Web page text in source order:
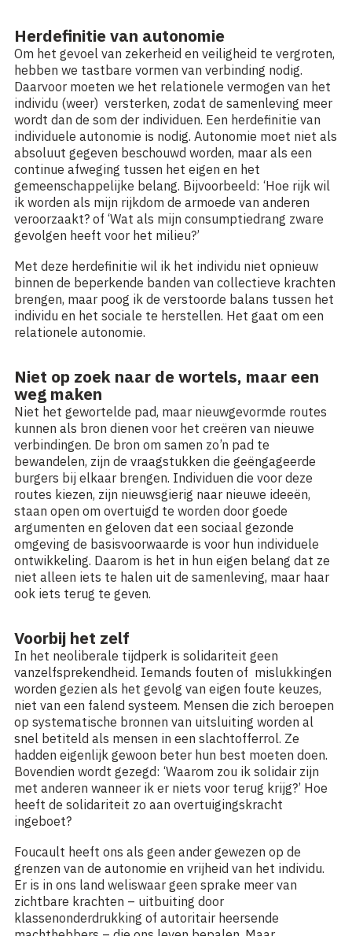
Herdefinitie van autonomie
Om het gevoel van zekerheid en veiligheid te vergroten,
hebben we tastbare vormen van verbinding nodig.
Daarvoor moeten we het relationele vermogen van het
individu (weer) versterken, zodat de samenleving meer
wordt dan de som der individuen. Een herdefinitie van
individuele autonomie is nodig. Autonomie moet niet als
absoluut gegeven beschouwd worden, maar als een
continue afweging tussen het eigen en het
gemeenschappelijke belang. Bijvoorbeeld: ‘Hoe rijk wil
ik worden als mijn rijkdom de armoede van anderen
veroorzaakt? of ‘Wat als mijn consumptiedrang zware
gevolgen heeft voor het milieu?’
Met deze herdefinitie wil ik het individu niet opnieuw
binnen de beperkende banden van collectieve krachten
brengen, maar poog ik de verstoorde balans tussen het
individu en het sociale te herstellen. Het gaat om een
relationele autonomie.
Niet op zoek naar de wortels, maar een
weg maken
Niet het gewortelde pad, maar nieuwgevormde routes
kunnen als bron dienen voor het creëren van nieuwe
verbindingen. De bron om samen zo’n pad te
bewandelen, zijn de vraagstukken die geëngageerde
burgers bij elkaar brengen. Individuen die voor deze
routes kiezen, zijn nieuwsgierig naar nieuwe ideeën,
staan open om overtuigd te worden door goede
argumenten en geloven dat een sociaal gezonde
omgeving de basisvoorwaarde is voor hun individuele
ontwikkeling. Daarom is het in hun eigen belang dat ze
niet alleen iets te halen uit de samenleving, maar haar
ook iets terug te geven.
Voorbij het zelf
In het neoliberale tijdperk is solidariteit geen
vanzelfsprekendheid. Iemands fouten of mislukkingen
worden gezien als het gevolg van eigen foute keuzes,
niet van een falend systeem. Mensen die zich beroepen
op systematische bronnen van uitsluiting worden al
snel betiteld als mensen in een slachtofferrol. Ze
hadden eigenlijk gewoon beter hun best moeten doen.
Bovendien wordt gezegd: ‘Waarom zou ik solidair zijn
met anderen wanneer ik er niets voor terug krijg?’ Hoe
heeft de solidariteit zo aan overtuigingskracht
ingeboet?
Foucault heeft ons als geen ander gewezen op de
grenzen van de autonomie en vrijheid van het individu.
Er is in ons land weliswaar geen sprake meer van
zichtbare krachten – uitbuiting door
klassenonderdrukking of autoritair heersende